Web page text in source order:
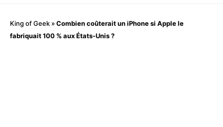
King of Geek »Combien coûterait un iPhone si Apple le
fabriquait 100 % aux États-Unis ?